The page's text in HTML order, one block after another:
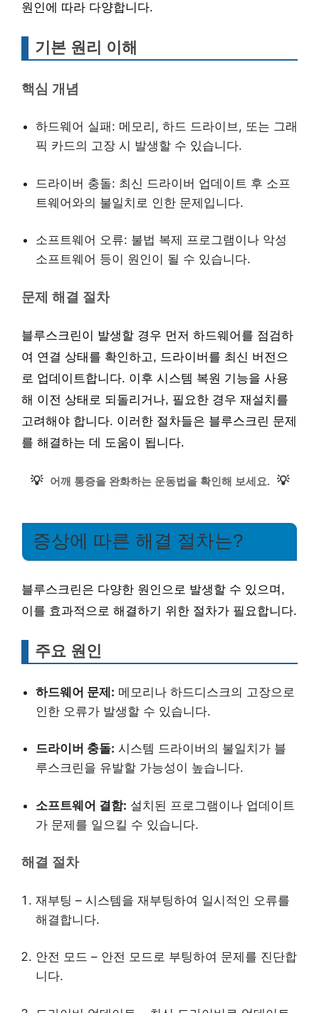
원인에 따라 다양합니다.
기본 원리 이해
핵심 개념
하드웨어 실패: 메모리, 하드 드라이브, 또는 그래
픽 카드의 고장 시 발생할 수 있습니다.
드라이버 충돌: 최신 드라이버 업데이트 후 소프
트웨어와의 불일치로 인한 문제입니다.
소프트웨어 오류: 불법 복제 프로그램이나 악성
소프트웨어 등이 원인이 될 수 있습니다.
문제 해결 절차
블루스크린이 발생할 경우 먼저 하드웨어를 점검하
여 연결 상태를 확인하고, 드라이버를 최신 버전으
로 업데이트합니다. 이후 시스템 복원 기능을 사용
해 이전 상태로 되돌리거나, 필요한 경우 재설치를
고려해야 합니다. 이러한 절차들은 블루스크린 문제
를 해결하는 데 도움이 됩니다.
💡 어깨 통증을 완화하는 운동법을 확인해 보세요. 💡
증상에 따른 해결 절차는?
블루스크린은 다양한 원인으로 발생할 수 있으며,
이를 효과적으로 해결하기 위한 절차가 필요합니다.
주요 원인
하드웨어 문제: 메모리나 하드디스크의 고장으로
인한 오류가 발생할 수 있습니다.
드라이버 충돌: 시스템 드라이버의 불일치가 블
루스크린을 유발할 가능성이 높습니다.
소프트웨어 결함: 설치된 프로그램이나 업데이트
가 문제를 일으킬 수 있습니다.
해결 절차
재부팅 – 시스템을 재부팅하여 일시적인 오류를
해결합니다.
안전 모드 – 안전 모드로 부팅하여 문제를 진단합
니다.